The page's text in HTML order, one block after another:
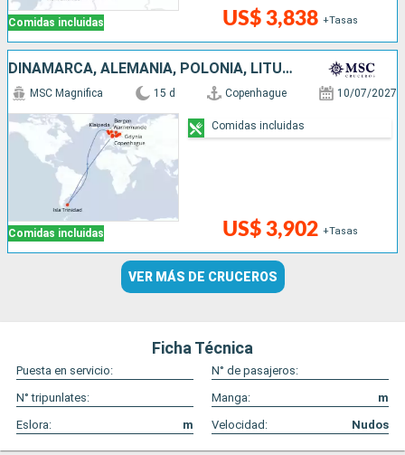
Comidas incluidas US$ 3,838 +Tasas
DINAMARCA, ALEMANIA, POLONIA, LITUANIA, LETONIA, SUECIA, ISLAS MALVINAS, NORUEGA
Comidas incluidas
MSC Magnifica 15 d Copenhague 10/07/2027
US$ 3,902 +Tasas
Comidas incluidas
VER MÁS DE CRUCEROS
Ficha Técnica
Puesta en servicio:
N° de pasajeros:
N° tripunlates:
Manga:
m
Eslora:
m Velocidad: Nudos